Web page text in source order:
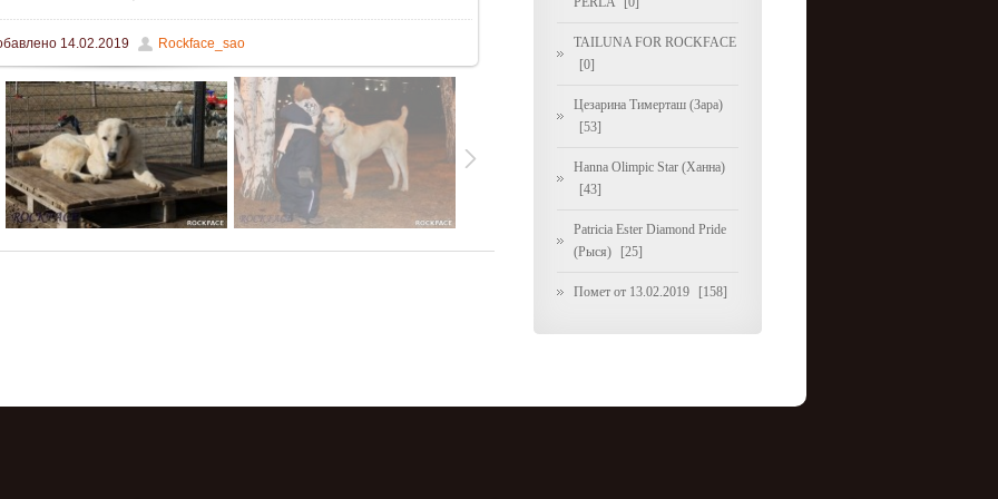
14.02.2019 Rockface_sao
TAILUNA FOR ROCKFACE
[0]
Цезарина Тимерташ (Зара)
[53]
Hanna Olimpic Star (Ханна)
[43]
Patricia Ester Diamond Pride
(Рыся)
[25]
Помет от 13.02.2019 [158]